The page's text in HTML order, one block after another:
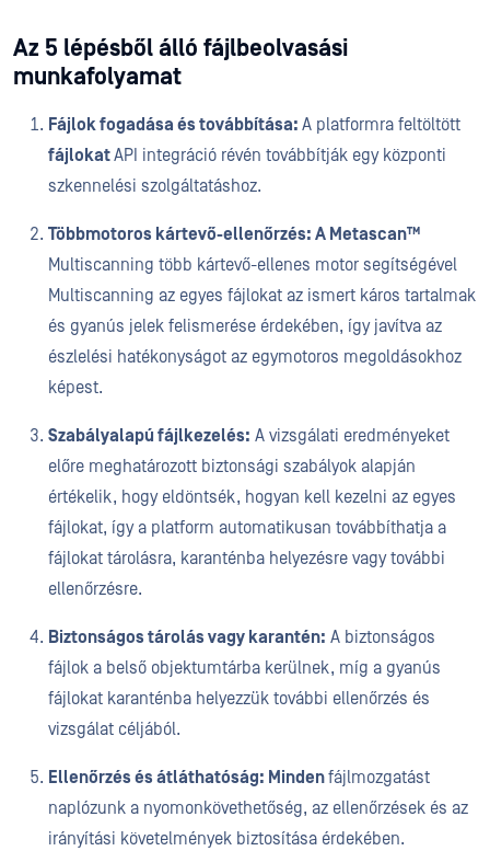
Az 5 lépésből álló fájlbeolvasási
munkafolyamat
Fájlok fogadása és továbbítása: A platformra feltöltött
fájlokatAPI integráció révén továbbítják egy központi
szkennelési szolgáltatáshoz.
Többmotoros kártevő-ellenőrzés: A Metascan™
Multiscanning több kártevő-ellenes motor segítségével
Multiscanning az egyes fájlokat az ismert káros tartalmak
és gyanús jelek felismerése érdekében, így javítva az
észlelési hatékonyságot az egymotoros megoldásokhoz
képest.
Szabályalapú fájlkezelés: A vizsgálati eredményeket
előre meghatározott biztonsági szabályok alapján
értékelik, hogy eldöntsék, hogyan kell kezelni az egyes
fájlokat, így a platform automatikusan továbbíthatja a
fájlokat tárolásra, karanténba helyezésre vagy további
ellenőrzésre.
Biztonságos tárolás vagy karantén: A biztonságos
fájlok a belső objektumtárba kerülnek, míg a gyanús
fájlokat karanténba helyezzük további ellenőrzés és
vizsgálat céljából.
Ellenőrzés és átláthatóság: Mindenfájlmozgatást
naplózunk a nyomonkövethetőség, az ellenőrzések és az
irányítási követelmények biztosítása érdekében.